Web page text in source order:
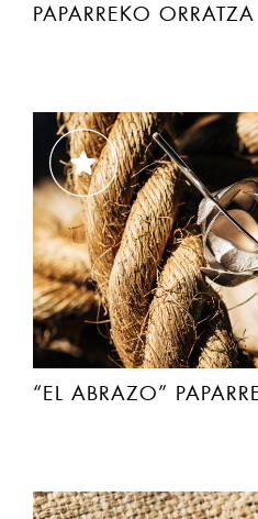
PAPARREKO
“EL ABRAZO”